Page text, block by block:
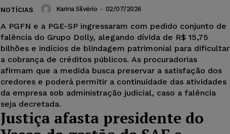
NOTÍCIAS Karina Silvério - 02/07/2026
A PGFN e a PGE-SP ingressaram com pedido conjunto de
falência do Grupo Dolly, alegando dívida de R$ 15,75
bilhões e indícios de blindagem patrimonial para dificultar
a cobrança de créditos públicos. As procuradorias
afirmam que a medida busca preservar a satisfação dos
credores e poderá permitir a continuidade das atividades
da empresa sob administração judicial, caso a falência
seja decretada.
Justiça afasta presidente do